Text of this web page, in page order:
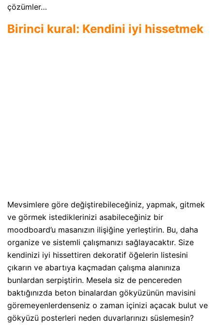
çözümler…
Birinci kural: Kendini iyi hissetmek
Mevsimlere göre değiştirebileceğiniz, yapmak, gitmek
ve görmek istediklerinizi asabileceğiniz bir
moodboard’u masanızın ilişiğine yerleştirin. Bu, daha
organize ve sistemli çalışmanızı sağlayacaktır. Size
kendinizi iyi hissettiren dekoratif öğelerin listesini
çıkarın ve abartıya kaçmadan çalışma alanınıza
bunlardan serpiştirin. Mesela siz de pencereden
baktığınızda beton binalardan gökyüzünün mavisini
göremeyenlerdenseniz o zaman içinizi açacak bulut ve
gökyüzü posterleri neden duvarlarınızı süslemesin?